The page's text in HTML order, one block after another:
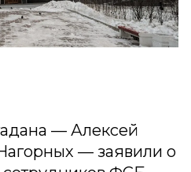
— Алексей
— заявили о